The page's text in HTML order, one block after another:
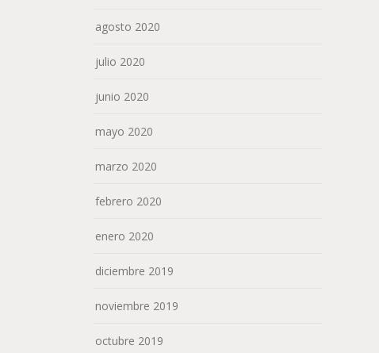
agosto 2020
julio 2020
junio 2020
mayo 2020
marzo 2020
febrero 2020
enero 2020
diciembre 2019
noviembre 2019
octubre 2019